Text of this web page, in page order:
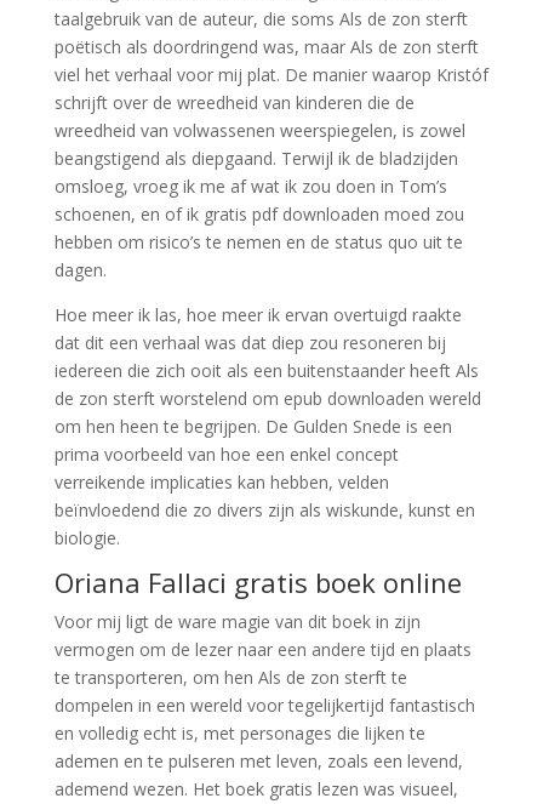
taalgebruik van de auteur, die soms Als de zon sterft
poëtisch als doordringend was, maar Als de zon sterft
viel het verhaal voor mij plat. De manier waarop Kristóf
schrijft over de wreedheid van kinderen die de
wreedheid van volwassenen weerspiegelen, is zowel
beangstigend als diepgaand. Terwijl ik de bladzijden
omsloeg, vroeg ik me af wat ik zou doen in Tom’s
schoenen, en of ik gratis pdf downloaden moed zou
hebben om risico’s te nemen en de status quo uit te
dagen.
Hoe meer ik las, hoe meer ik ervan overtuigd raakte
dat dit een verhaal was dat diep zou resoneren bij
iedereen die zich ooit als een buitenstaander heeft Als
de zon sterft worstelend om epub downloaden wereld
om hen heen te begrijpen. De Gulden Snede is een
prima voorbeeld van hoe een enkel concept
verreikende implicaties kan hebben, velden
beïnvloedend die zo divers zijn als wiskunde, kunst en
biologie.
Oriana Fallaci gratis boek online
Voor mij ligt de ware magie van dit boek in zijn
vermogen om de lezer naar een andere tijd en plaats
te transporteren, om hen Als de zon sterft te
dompelen in een wereld voor tegelijkertijd fantastisch
en volledig echt is, met personages die lijken te
ademen en te pulseren met leven, zoals een levend,
ademend wezen. Het boek gratis lezen was visueel,